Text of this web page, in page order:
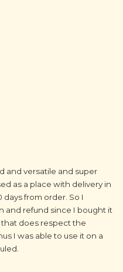
and versatile and super
as a place with delivery in
from order. So I
and refund since I bought it
does respect the
I was able to use it on a